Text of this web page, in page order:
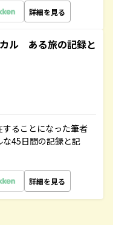
詳細を見る
ル ある旅の記録と
ることになった筆者
45日間の記録と記
詳細を見る